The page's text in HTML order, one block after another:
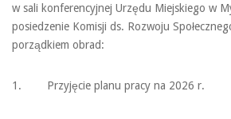
w sali konferencyjnej Urzędu Miejskiego w
posiedzenie Komisji ds. Rozwoju
porządkiem obrad:
1. Przyjęcie planu pracy na 2026 r.